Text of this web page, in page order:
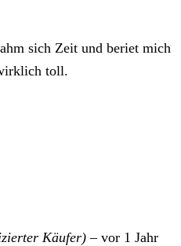
sich Zeit und beriet mich
toll.
Käufer) – vor 1 Jahr